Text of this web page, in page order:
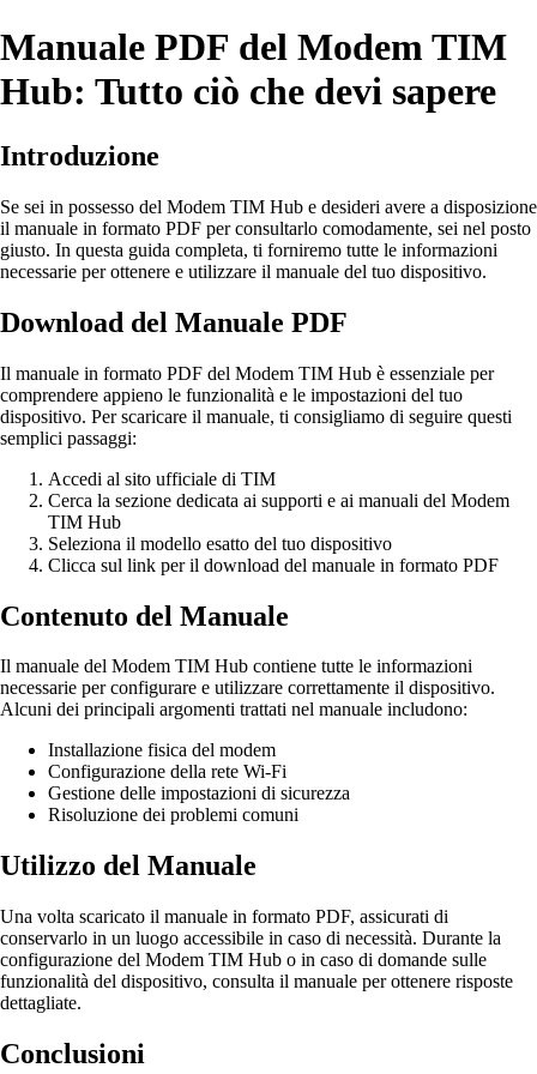
Manuale PDF del Modem TIM
Hub: Tutto ciò che devi sapere
Introduzione
Se sei in possesso del Modem TIM Hub e desideri avere a disposizione
il manuale in formato PDF per consultarlo comodamente, sei nel posto
giusto. In questa guida completa, ti forniremo tutte le informazioni
necessarie per ottenere e utilizzare il manuale del tuo dispositivo.
Download del Manuale PDF
Il manuale in formato PDF del Modem TIM Hub è essenziale per
comprendere appieno le funzionalità e le impostazioni del tuo
dispositivo. Per scaricare il manuale, ti consigliamo di seguire questi
semplici passaggi:
Accedi al sito ufficiale di TIM
Cerca la sezione dedicata ai supporti e ai manuali del Modem
TIM Hub
Seleziona il modello esatto del tuo dispositivo
Clicca sul link per il download del manuale in formato PDF
Contenuto del Manuale
Il manuale del Modem TIM Hub contiene tutte le informazioni
necessarie per configurare e utilizzare correttamente il dispositivo.
Alcuni dei principali argomenti trattati nel manuale includono:
Installazione fisica del modem
Configurazione della rete Wi-Fi
Gestione delle impostazioni di sicurezza
Risoluzione dei problemi comuni
Utilizzo del Manuale
Una volta scaricato il manuale in formato PDF, assicurati di
conservarlo in un luogo accessibile in caso di necessità. Durante la
configurazione del Modem TIM Hub o in caso di domande sulle
funzionalità del dispositivo, consulta il manuale per ottenere risposte
dettagliate.
Conclusioni